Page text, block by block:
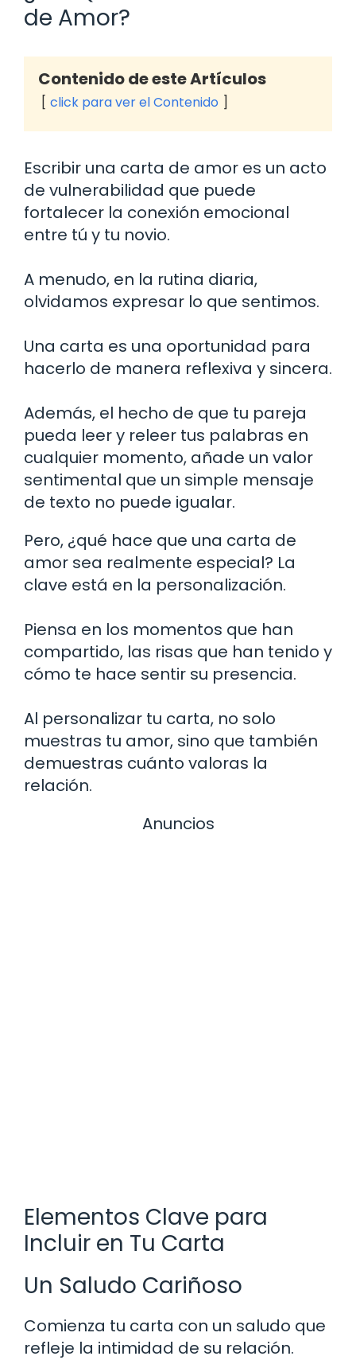
de Amor?
Contenido de este Artículos
click para ver el Contenido
Escribir una carta de amor es un acto
de vulnerabilidad que puede
fortalecer la conexión emocional
entre tú y tu novio.
A menudo, en la rutina diaria,
olvidamos expresar lo que sentimos.
Una carta es una oportunidad para
hacerlo de manera reflexiva y sincera.
Además, el hecho de que tu pareja
pueda leer y releer tus palabras en
cualquier momento, añade un valor
sentimental que un simple mensaje
de texto no puede igualar.
Pero, ¿qué hace que una carta de
amor sea realmente especial? La
clave está en la personalización.
Piensa en los momentos que han
compartido, las risas que han tenido y
cómo te hace sentir su presencia.
Al personalizar tu carta, no solo
muestras tu amor, sino que también
demuestras cuánto valoras la
relación.
Anuncios
Elementos Clave para
Incluir en Tu Carta
Un Saludo Cariñoso
Comienza tu carta con un saludo que
refleje la intimidad de su relación.